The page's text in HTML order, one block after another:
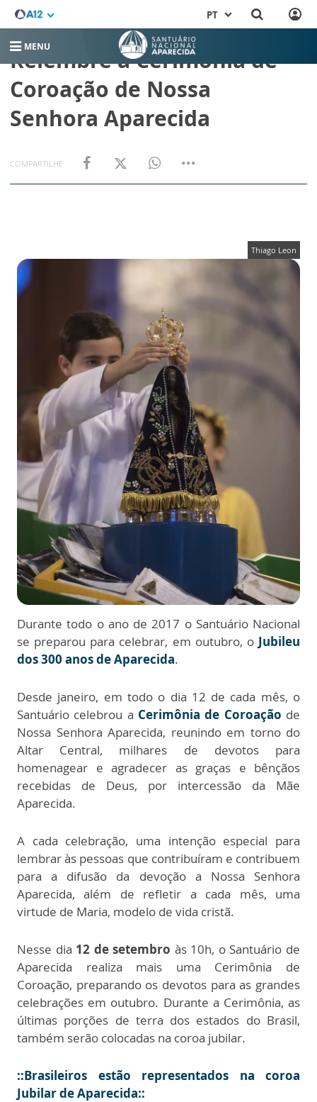
PT
MENU
Relembre a Cerimônia de
Coroação de Nossa
Senhora Aparecida
COMPARTILHE
Thiago Leon
Durante todo o ano de 2017 o Santuário Nacional
se preparou para celebrar, em outubro, o Jubileu
dos 300 anos de Aparecida.
Desde janeiro, em todo o dia 12 de cada mês, o
Santuário celebrou a Cerimônia de Coroação de
Nossa Senhora Aparecida, reunindo em torno do
Altar Central, milhares de devotos para
homenagear e agradecer as graças e bênçãos
recebidas de Deus, por intercessão da Mãe
Aparecida.
A cada celebração, uma intenção especial para
lembrar às pessoas que contribuíram e contribuem
para a difusão da devoção a Nossa Senhora
Aparecida, além de refletir a cada mês, uma
virtude de Maria, modelo de vida cristã.
Nesse dia 12 de setembro às 10h, o Santuário de
Aparecida realiza mais uma Cerimônia de
Coroação, preparando os devotos para as grandes
celebrações em outubro. Durante a Cerimônia, as
últimas porções de terra dos estados do Brasil,
também serão colocadas na coroa jubilar.
::Brasileiros estão representados na coroa
Jubilar de Aparecida::